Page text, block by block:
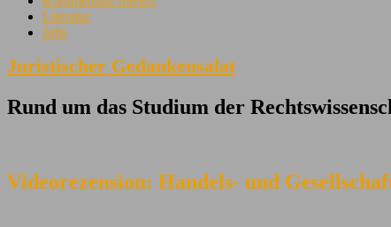
Literatur
Jobs
Juristischer Gedankensalat
Rund um das Studium der
Videorezension: Handels- und